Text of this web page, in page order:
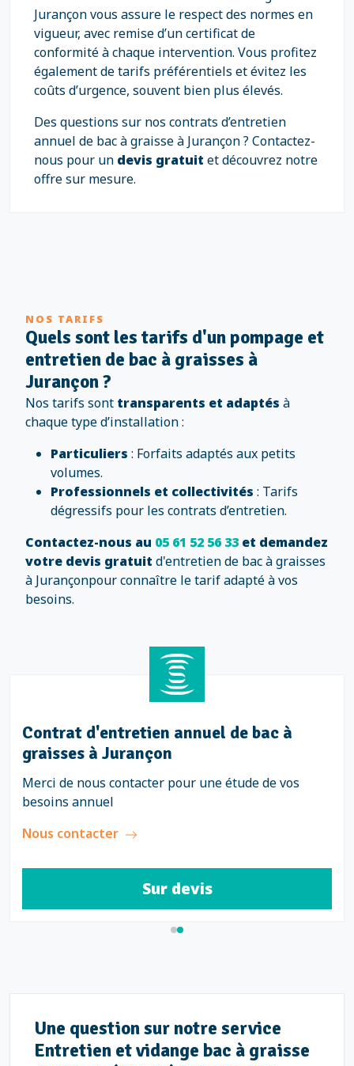
Jurançon vous assure le respect des normes en
vigueur, avec remise d’un certificat de
conformité à chaque intervention. Vous profitez
également de tarifs préférentiels et évitez les
coûts d’urgence, souvent bien plus élevés.
Des questions sur nos contrats d’entretien
annuel de bac à graisse à Jurançon ? Contactez-
nous pour un devis gratuit et découvrez notre
offre sur mesure.
NOS TARIFS
Quels sont les tarifs d'un pompage et
entretien de bac à graisses à
Jurançon ?
Nos tarifs sont transparents et adaptés à
chaque type d’installation :
Particuliers : Forfaits adaptés aux petits
volumes.
Professionnels et collectivités : Tarifs
dégressifs pour les contrats d’entretien.
Contactez-nous au 05 61 52 56 33 et demandez
votre devis gratuit d'entretien de bac à graisses
à Jurançonpour connaître le tarif adapté à vos
besoins.
Contrat d'entretien annuel de bac à
graisses à Jurançon
Merci de nous contacter pour une étude de vos
besoins annuel
Nous contacter
Sur devis
Une question sur notre service
Entretien et vidange bac à graisse